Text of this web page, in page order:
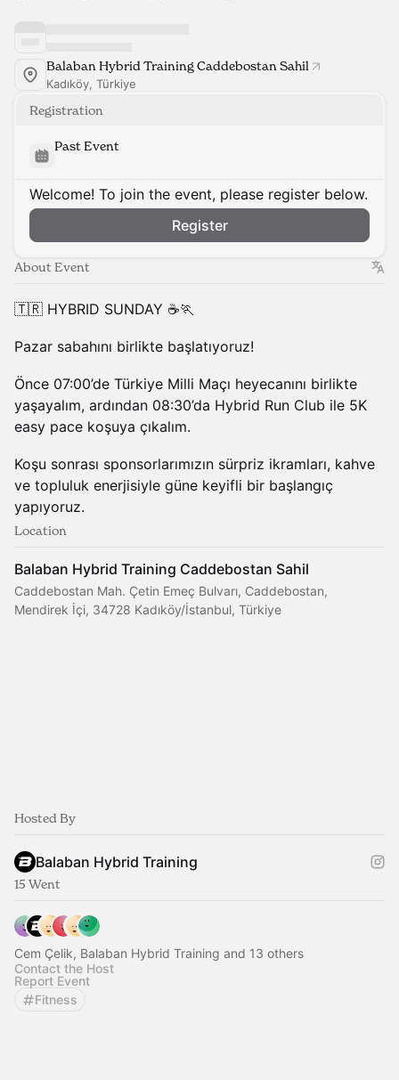
Balaban Hybrid Training Caddebostan Sahil
Kadıköy, Türkiye
Registration
Past Event
Welcome! To join the event, please register below.
Register
About Event
🇹🇷 HYBRID SUNDAY ☕🏃
Pazar sabahını birlikte başlatıyoruz!
Önce 07:00’de Türkiye Milli Maçı heyecanını birlikte
yaşayalım, ardından 08:30’da Hybrid Run Club ile 5K
easy pace koşuya çıkalım.
Koşu sonrası sponsorlarımızın sürpriz ikramları, kahve
ve topluluk enerjisiyle güne keyifli bir başlangıç
yapıyoruz.
Location
Balaban Hybrid Training Caddebostan Sahil
Caddebostan Mah. Çetin Emeç Bulvarı, Caddebostan,
Mendirek İçi, 34728 Kadıköy/İstanbul, Türkiye
Hosted By
Balaban Hybrid Training
15 Went
Cem Çelik, Balaban Hybrid Training and 13 others
Contact the Host
Report Event
Fitness